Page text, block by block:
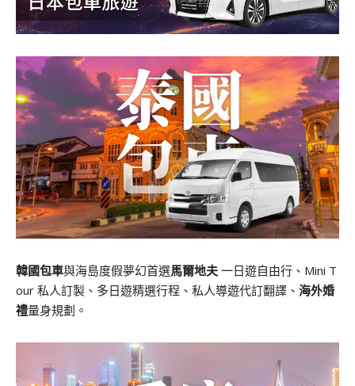
韓國包車與海島度假夢幻首選馬爾地夫 一日遊自由行、Mini T
our 私人訂製、多日遊精選行程、私人導遊代訂翻譯、 海外婚
禮量身規劃。